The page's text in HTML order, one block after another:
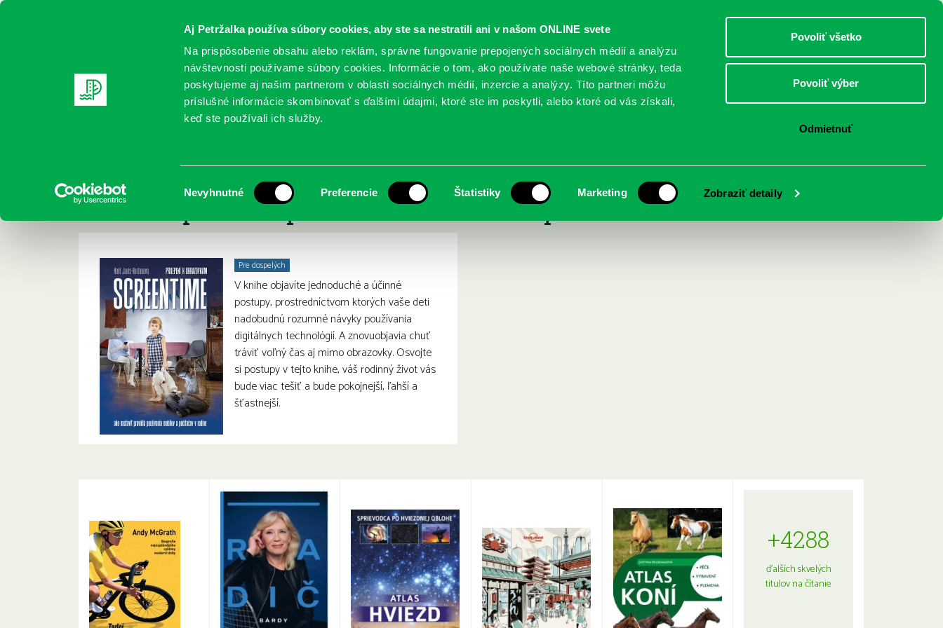
Aj Petržalka používa súbory cookies, aby ste sa nestratili ani v našom ONLINE svete
Na prispôsobenie obsahu alebo reklám, správne fungovanie prepojených sociálnych médií a analýzu
návštevnosti používame súbory cookies. Informácie o tom, ako používate naše webové stránky, teda
poskytujeme aj našim partnerom v oblasti sociálnych médií, inzercie a analýzy. Títo partneri môžu
príslušné informácie skombinovať s ďalšími údajmi, ktoré ste im poskytli, alebo ktoré od vás získali,
keď ste používali ich služby.
súhlasu
Nevyhnutné Preferencie Štatistiky Marketing Zobraziť detaily
Povoliť všetko
Povoliť výber
Odmietnuť
DOSPELÍ
REGISTRUJTE SA ONLINE KATALÓGY SLUŽBY PODUJATIA POBOČKY O KNIŽNICI
Janis-Norton, Noel: Screentime : prilepení k obrazovkám : ako
nastaviť pravidlá používania mobilov a počítačov v rodine
Pre dospelých
V knihe objavíte jednoduché a účinné
postupy, prostredníctvom ktorých vaše deti
nadobudnú rozumné návyky používania
digitálnych technológií. A znovuobjavia chuť
tráviť voľný čas aj mimo obrazovky. Osvojte
si postupy v tejto knihe, váš rodinný život vás
bude viac tešiť a bude pokojnejší, ľahší a
šťastnejší.
+4288
ďalších skvelých
titulov na čítanie